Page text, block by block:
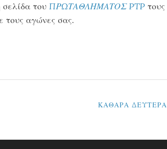
σελίδα του ΠΡΩΤΑΘΛΗΜΑΤΟΣ PTP τους
τους αγώνες σας.
ΚΑΘΑΡΑ ΔΕΥΤΕΡΑ